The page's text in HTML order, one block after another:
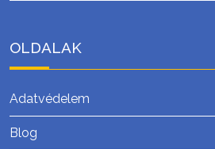
OLDALAK
Adatvédelem
Blog